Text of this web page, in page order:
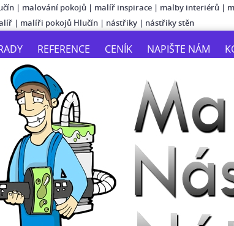
| malování pokojů| malíř inspirace| malby interiérů|
| malíři pokojů Hlučín | nástřiky | nástřiky stěn
REFERENCE CENÍK NAPIŠTE NÁM